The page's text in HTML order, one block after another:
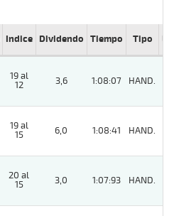
Indice Dividendo Tiempo Tipo Lº
19 al
12
3,6 1:08:07 HAND.
19 al
15
6,0 1:08:41 HAND.
20 al
15
3,0 1:07:93 HAND.